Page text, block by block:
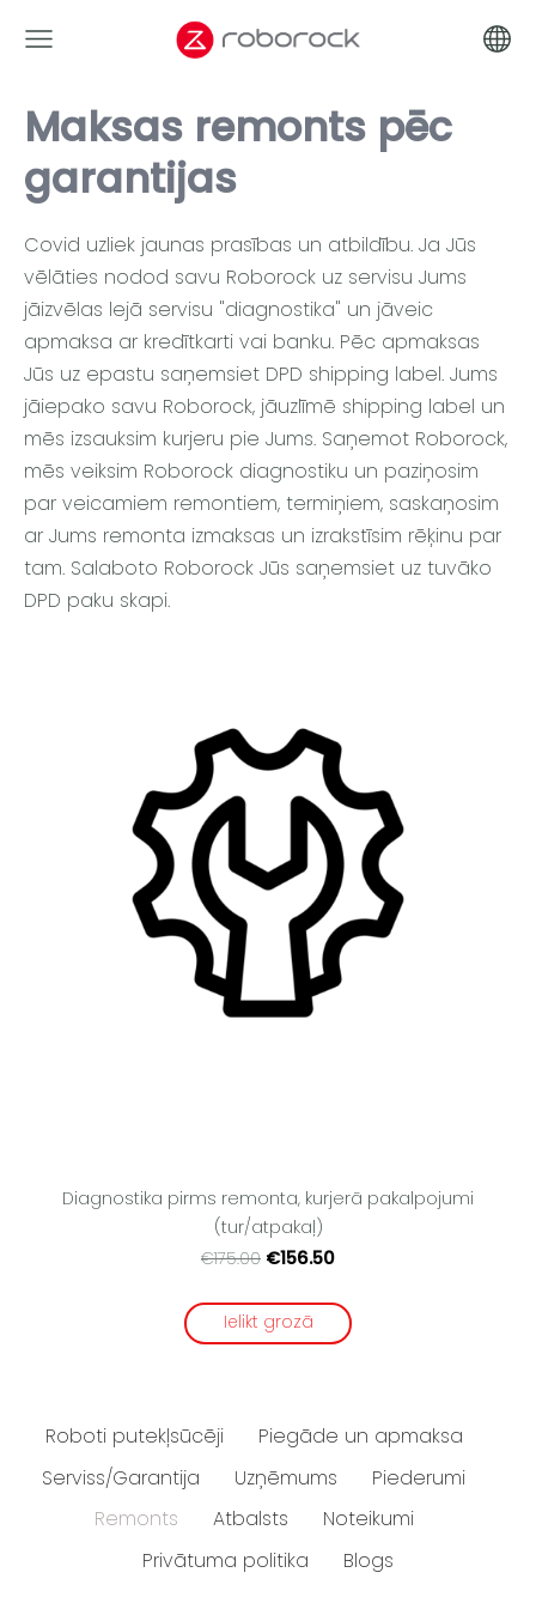
Maksas remonts pēc
garantijas
Covid uzliek jaunas prasības un atbildību. Ja Jūs
vēlāties nodod savu Roborock uz servisu Jums
jāizvēlas lejā servisu "diagnostika" un jāveic
apmaksa ar kredītkarti vai banku. Pēc apmaksas
Jūs uz epastu saņemsiet DPD shipping label. Jums
jāiepako savu Roborock, jāuzlīmē shipping label un
mēs izsauksim kurjeru pie Jums. Saņemot Roborock,
mēs veiksim Roborock diagnostiku un paziņosim
par veicamiem remontiem, termiņiem, saskaņosim
ar Jums remonta izmaksas un izrakstīsim rēķinu par
tam. Salaboto Roborock Jūs saņemsiet uz tuvāko
DPD paku skapi.
Diagnostika pirms remonta, kurjerā pakalpojumi
(tur/atpakaļ)
€175.00 €156.50
Ielikt grozā
Roboti putekļsūcēji
Piegāde un apmaksa
Serviss/Garantija
Uzņēmums
Piederumi
Remonts
Atbalsts
Noteikumi
Privātuma politika
Blogs